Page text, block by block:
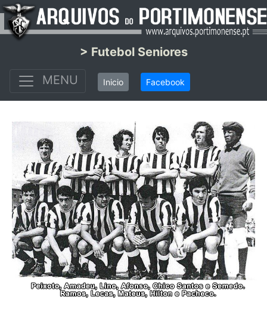
> Futebol Seniores
MENU
Inicio Facebook